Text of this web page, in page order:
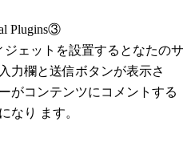
Plugins③
ジェットを設置するとなたのサ
力欄と送信ボタンが表示さ
がコンテンツにコメントする
なり ます。